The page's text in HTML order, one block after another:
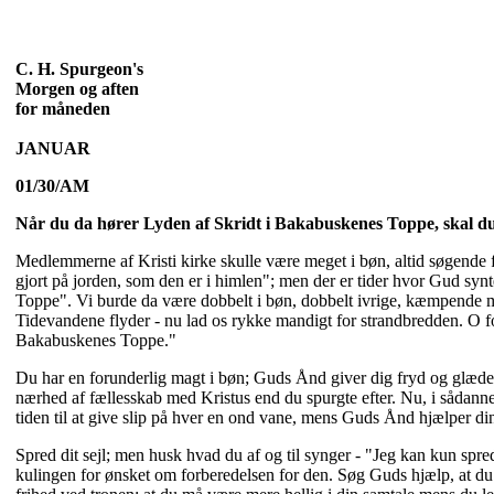
C. H. Spurgeon's
Morgen og aften
for måneden
JANUAR
01/30/AM
Når du da hører Lyden af Skridt i Bakabuskenes Toppe, skal
Medlemmerne af Kristi kirke skulle være meget i bøn, altid
gjort på jorden, som den er i himlen"; men der er tider hvor Gud
Toppe". Vi burde da være dobbelt i bøn, dobbelt ivrige, kæmpende
Tidevandene flyder - nu lad os rykke mandigt for strandbredden.
Bakabuskenes Toppe."
Du har en forunderlig magt i bøn; Guds Ånd giver dig fryd og
nærhed af fællesskab med Kristus end du spurgte efter. Nu, i
tiden til at give slip på hver en ond vane, mens Guds Ånd hjælper
Spred dit sejl; men husk hvad du af og til synger - "Jeg kan kun
kulingen for ønsket om forberedelsen for den. Søg Guds hjælp, at